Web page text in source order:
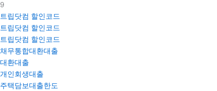
9
트립닷컴 할인코드
트립닷컴 할인코드
트립닷컴 할인코드
채무통합대환대출
대환대출
개인회생대출
주택담보대출한도